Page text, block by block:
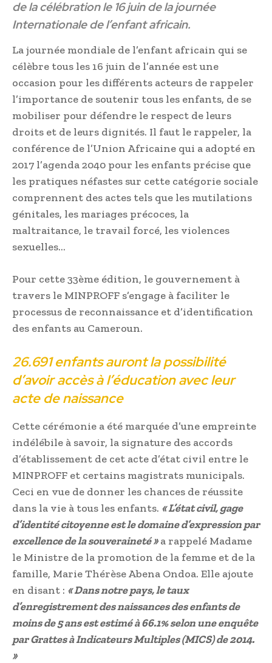
de la célébration le 16 juin de la journée
Internationale de l’enfant africain.
La journée mondiale de l’enfant africain qui se
célèbre tous les 16 juin de l’année est une
occasion pour les différents acteurs de rappeler
l’importance de soutenir tous les enfants, de se
mobiliser pour défendre le respect de leurs
droits et de leurs dignités. Il faut le rappeler, la
conférence de l’Union Africaine qui a adopté en
2017 l’agenda 2040 pour les enfants précise que
les pratiques néfastes sur cette catégorie sociale
comprennent des actes tels que les mutilations
génitales, les mariages précoces, la
maltraitance, le travail forcé, les violences
sexuelles…
Pour cette 33ème édition, le gouvernement à
travers le MINPROFF s’engage à faciliter le
processus de reconnaissance et d’identification
des enfants au Cameroun.
26.691 enfants auront la possibilité
d’avoir accès à l’éducation avec leur
acte de naissance
Cette cérémonie a été marquée d’une empreinte
indélébile à savoir, la signature des accords
d’établissement de cet acte d’état civil entre le
MINPROFF et certains magistrats municipals.
Ceci en vue de donner les chances de réussite
dans la vie à tous les enfants. « L’état civil, gage
d’identité citoyenne est le domaine d’expression par
excellence de la souveraineté »a rappelé Madame
le Ministre de la promotion de la femme et de la
famille, Marie Thérèse Abena Ondoa. Elle ajoute
en disant : « Dans notre pays, le taux
d’enregistrement des naissances des enfants de
moins de 5 ans est estimé à 66.1% selon une enquête
par Grattes à Indicateurs Multiples (MICS) de 2014.
»